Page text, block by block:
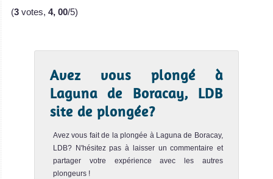
Laurel Island
Le site de plongée de Laurel Island est en réalité constitué
Notre avis
Bat Cave
Le spot sous-marin de Bat Cave est un site de plongée de
(3 votes, 4, 00/5)
Avez vous plongé à
Laguna de Boracay, LDB
site de plongée?
Avez vous fait de la plongée à Laguna de Boracay,
LDB? N'hésitez pas à laisser un commentaire et
partager votre expérience avec les autres
plongeurs !